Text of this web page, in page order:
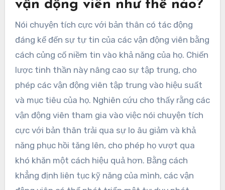
vận động viên như thế nào?
Nói chuyện tích cực với bản thân có tác động
đáng kể đến sự tự tin của các vận động viên bằng
cách củng cố niềm tin vào khả năng của họ. Chiến
lược tinh thần này nâng cao sự tập trung, cho
phép các vận động viên tập trung vào hiệu suất
và mục tiêu của họ. Nghiên cứu cho thấy rằng các
vận động viên tham gia vào việc nói chuyện tích
cực với bản thân trải qua sự lo âu giảm và khả
năng phục hồi tăng lên, cho phép họ vượt qua
khó khăn một cách hiệu quả hơn. Bằng cách
khẳng định liên tục kỹ năng của mình, các vận